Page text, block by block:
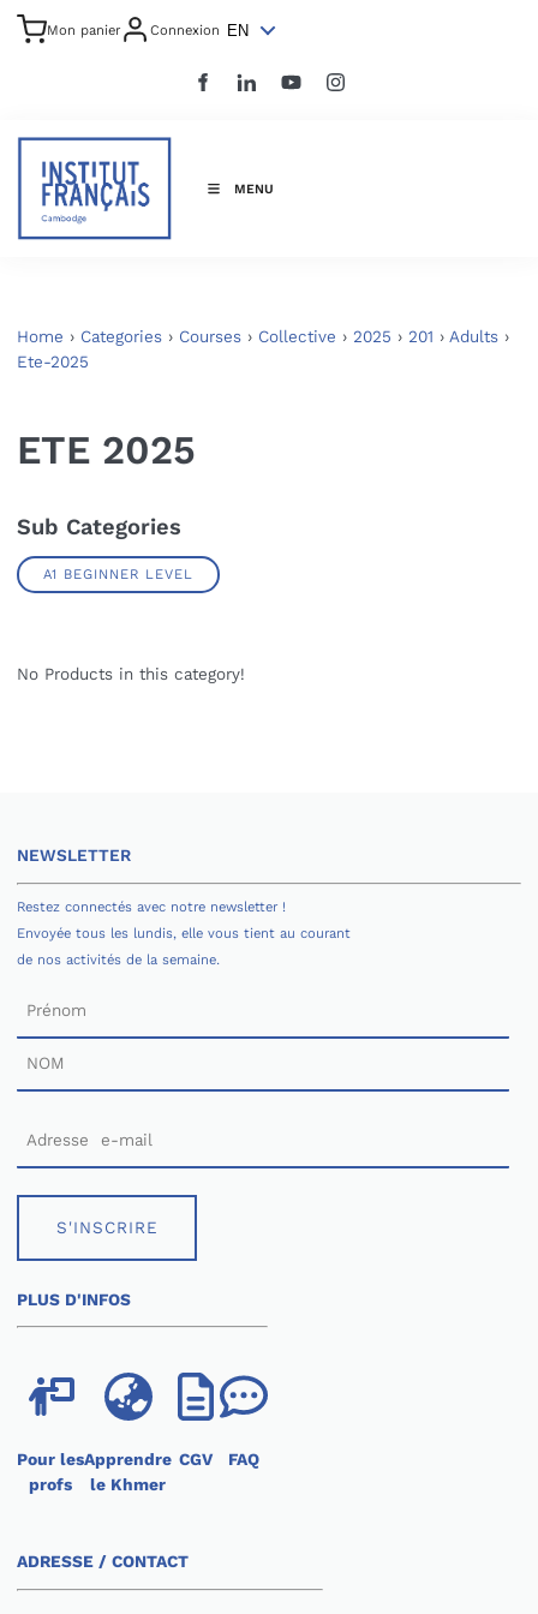
Mon panier Connexion EN
MENU
Home › Categories › Courses › Collective › 2025 › 201 › Adults ›
Ete-2025
ETE 2025
Sub Categories
A1 BEGINNER LEVEL
No Products in this category!
NEWSLETTER
Restez connectés avec notre newsletter !
Envoyée tous les lundis, elle vous tient au courant
de nos activités de la semaine.
S'INSCRIRE
PLUS D'INFOS
Pour les
profs
Apprendre
le Khmer
CGV FAQ
ADRESSE / CONTACT